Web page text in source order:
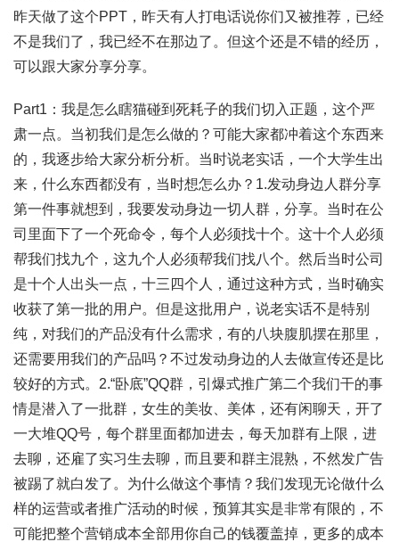
昨天做了这个PPT，昨天有人打电话说你们又被推荐，已经
不是我们了，我已经不在那边了。但这个还是不错的经历，
可以跟大家分享分享。
Part1：我是怎么瞎猫碰到死耗子的我们切入正题，这个严
肃一点。当初我们是怎么做的？可能大家都冲着这个东西来
的，我逐步给大家分析分析。当时说老实话，一个大学生出
来，什么东西都没有，当时想怎么办？1.发动身边人群分享
第一件事就想到，我要发动身边一切人群，分享。当时在公
司里面下了一个死命令，每个人必须找十个。这十个人必须
帮我们找九个，这九个人必须帮我们找八个。然后当时公司
是十个人出头一点，十三四个人，通过这种方式，当时确实
收获了第一批的用户。但是这批用户，说老实话不是特别
纯，对我们的产品没有什么需求，有的八块腹肌摆在那里，
还需要用我们的产品吗？不过发动身边的人去做宣传还是比
较好的方式。2.“卧底”QQ群，引爆式推广第二个我们干的事
情是潜入了一批群，女生的美妆、美体，还有闲聊天，开了
一大堆QQ号，每个群里面都加进去，每天加群有上限，进
去聊，还雇了实习生去聊，而且要和群主混熟，不然发广告
被踢了就白发了。为什么做这个事情？我们发现无论做什么
样的运营或者推广活动的时候，预算其实是非常有限的，不
可能把整个营销成本全部用你自己的钱覆盖掉，更多的成本